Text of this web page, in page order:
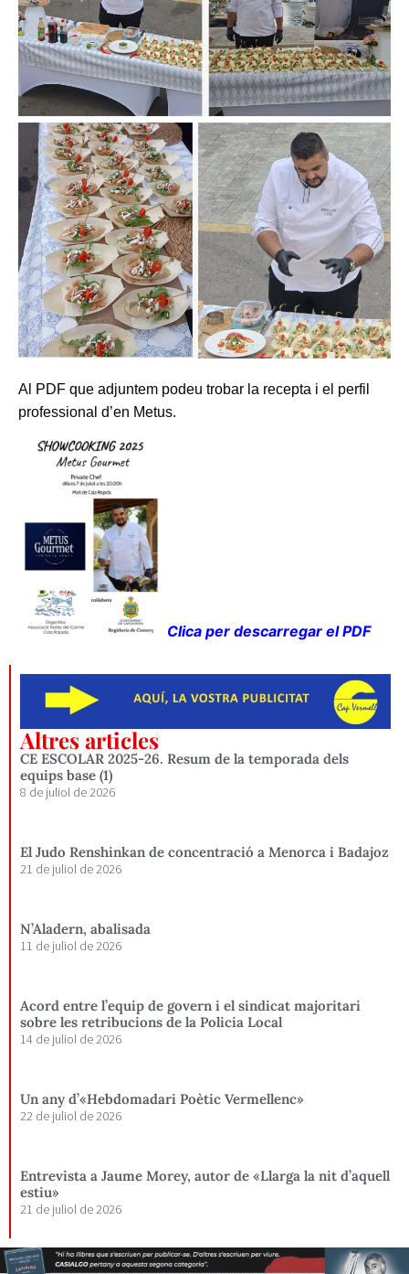
Al PDF que adjuntem podeu trobar la recepta i el perfil
professional d’en Metus.
Clica per descarregar el PDF
Altres articles
CE ESCOLAR 2025-26. Resum de la temporada dels
equips base (1)
8 de juliol de 2026
El Judo Renshinkan de concentració a Menorca i Badajoz
21 de juliol de 2026
N’Aladern, abalisada
11 de juliol de 2026
Acord entre l’equip de govern i el sindicat majoritari
sobre les retribucions de la Policia Local
14 de juliol de 2026
Un any d’«Hebdomadari Poètic Vermellenc»
22 de juliol de 2026
Entrevista a Jaume Morey, autor de «Llarga la nit d’aquell
estiu»
21 de juliol de 2026